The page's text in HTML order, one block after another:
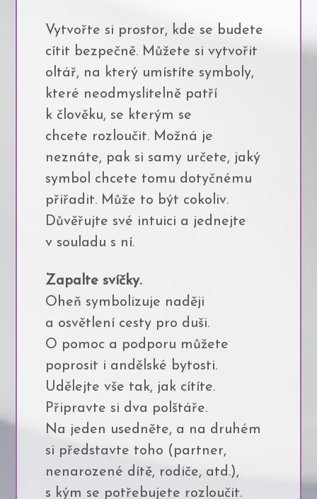
Vytvořte si prostor, kde se budete
cítit bezpečně. Můžete si vytvořit
oltář, na který umístíte symboly,
které neodmyslitelně patří
k člověku, se kterým se
chcete rozloučit. Možná je
neznáte, pak si samy určete, jaký
symbol chcete tomu dotyčnému
přiřadit. Může to být cokoliv.
Důvěřujte své intuici a jednejte
v souladu s ní.
Zapalte svíčky.
Oheň symbolizuje naději
a osvětlení cesty pro duši.
O pomoc a podporu můžete
poprosit i andělské bytosti.
Udělejte vše tak, jak cítíte.
Připravte si dva polštáře.
Na jeden usedněte, a na druhém
si představte toho (partner,
nenarozené dítě, rodiče, atd.),
s kým se potřebujete rozloučit.